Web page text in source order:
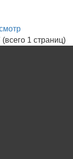
1 страниц)